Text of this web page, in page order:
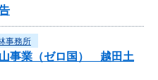
事務所
事業（ゼロ国） 越田土